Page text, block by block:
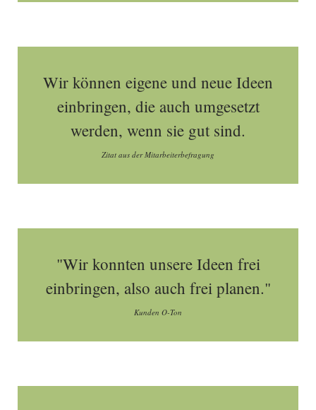
Wir können eigene und neue Ideen
einbringen, die auch umgesetzt
werden, wenn sie gut sind.
Zitat aus der Mitarbeiterbefragung
"Wir konnten unsere Ideen frei
einbringen, also auch frei planen."
Kunden O-Ton